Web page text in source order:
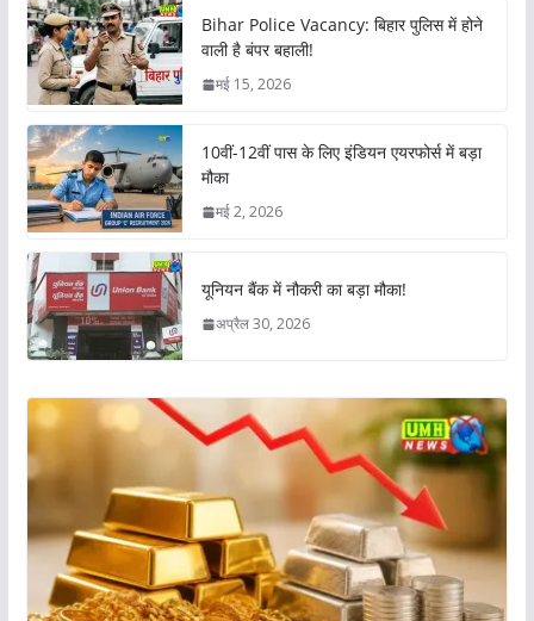
Bihar Police Vacancy: बिहार पुलिस में होने
वाली है बंपर बहाली!
मई 15, 2026
10वीं-12वीं पास के लिए इंडियन एयरफोर्स में बड़ा
मौका
मई 2, 2026
यूनियन बैंक में नौकरी का बड़ा मौका!
अप्रैल 30, 2026